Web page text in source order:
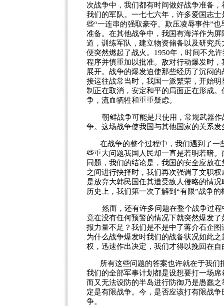
次战争中，我们都有时间做好战争准备
我们的军队。一七七六年，许多爱国志
些“一连串的强取豪夺、欺压凌辱事件”
准备。在其他战争中，我国有海洋作为
道，训练军队，建立物资储备以及研究
便突然燃起了战火。1950年，时间不允
程序并慎重加以批准。敌对行动爆发时
展开。战争的爆发迫使那些经历了沉闷
接运往战常当时，我国一派繁荣，开始
制正在取消，安定和平的局面正在形成
争，流血牺牲和重重疑虑。
朝鲜战争可能是只使用，常规武器
争。这场战争使我国与其他国家的关系
在战争的整个过程中，我们遇到了
些重大问题我国人民却一直是若明若暗
同题，我们的结论是，我国的安全应放
之间进行抉择时，我们再次强调了文职
是放弃大韩民国任其遭受敌人侵略的情
历史上，我们第一次了解到“有限”战争的
然而，还有许多问题在整个战争过
竟在没有任何预警的情况下就突然爆发
报力量不足？我们是不是中了蒋介石企
为什么战争爆发时我们的战备状况如此
权，迅速作出决定，我们才得以挽回在
所有这些问题的答案也许就在于我
我们的全部军事计划都是设想要打一场
而又无法设防的半岛进行防御乃是愚蠢之
定是有限战争。今 ，是否应该打有限战
争。